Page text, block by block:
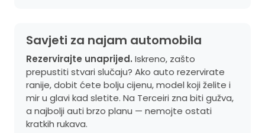
Savjeti za najam automobila
Rezervirajte unaprijed. Iskreno, zašto
prepustiti stvari slučaju? Ako auto rezervirate
ranije, dobit ćete bolju cijenu, model koji želite i
mir u glavi kad sletite. Na Terceiri zna biti gužva,
a najbolji auti brzo planu — nemojte ostati
kratkih rukava.